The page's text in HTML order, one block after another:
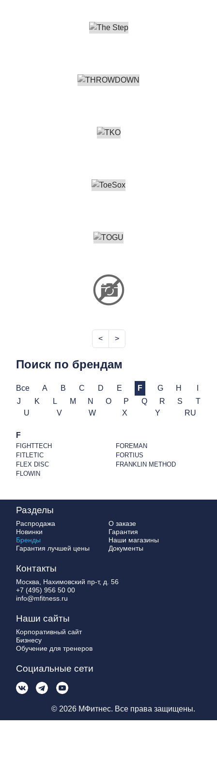
< >
Поиск по брендам
Все A B C D E F G H
J
K L M N O P Q R S
T
U
V W X Y RU
F
FIGHTTECH
FITLETIC
FLEX DISC
FLOWIN
FOREMAN
FORTIUS
FRANKLIN METHOD
Разделы
Распродажа
Новинки
Бренды
Гарантия лучшей цены
О заказе
Гарантия
Наши магазины
Документы
Контакты
Москва, Нахимовский пр-т, д. 56
+7 (495) 956 50 00
info@mfitness.ru
Наши сайты
Корпоративный сайт
Бизнесу
Обучение для тренеров
Социальные сети
© 2026 МФитнес. Все права защищены.